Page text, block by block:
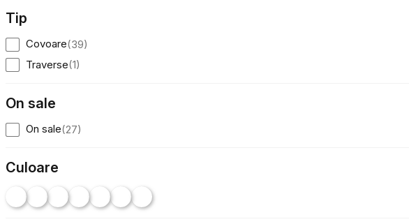
Tip
Covoare(39)
Traverse(1)
On sale
On sale(27)
Culoare